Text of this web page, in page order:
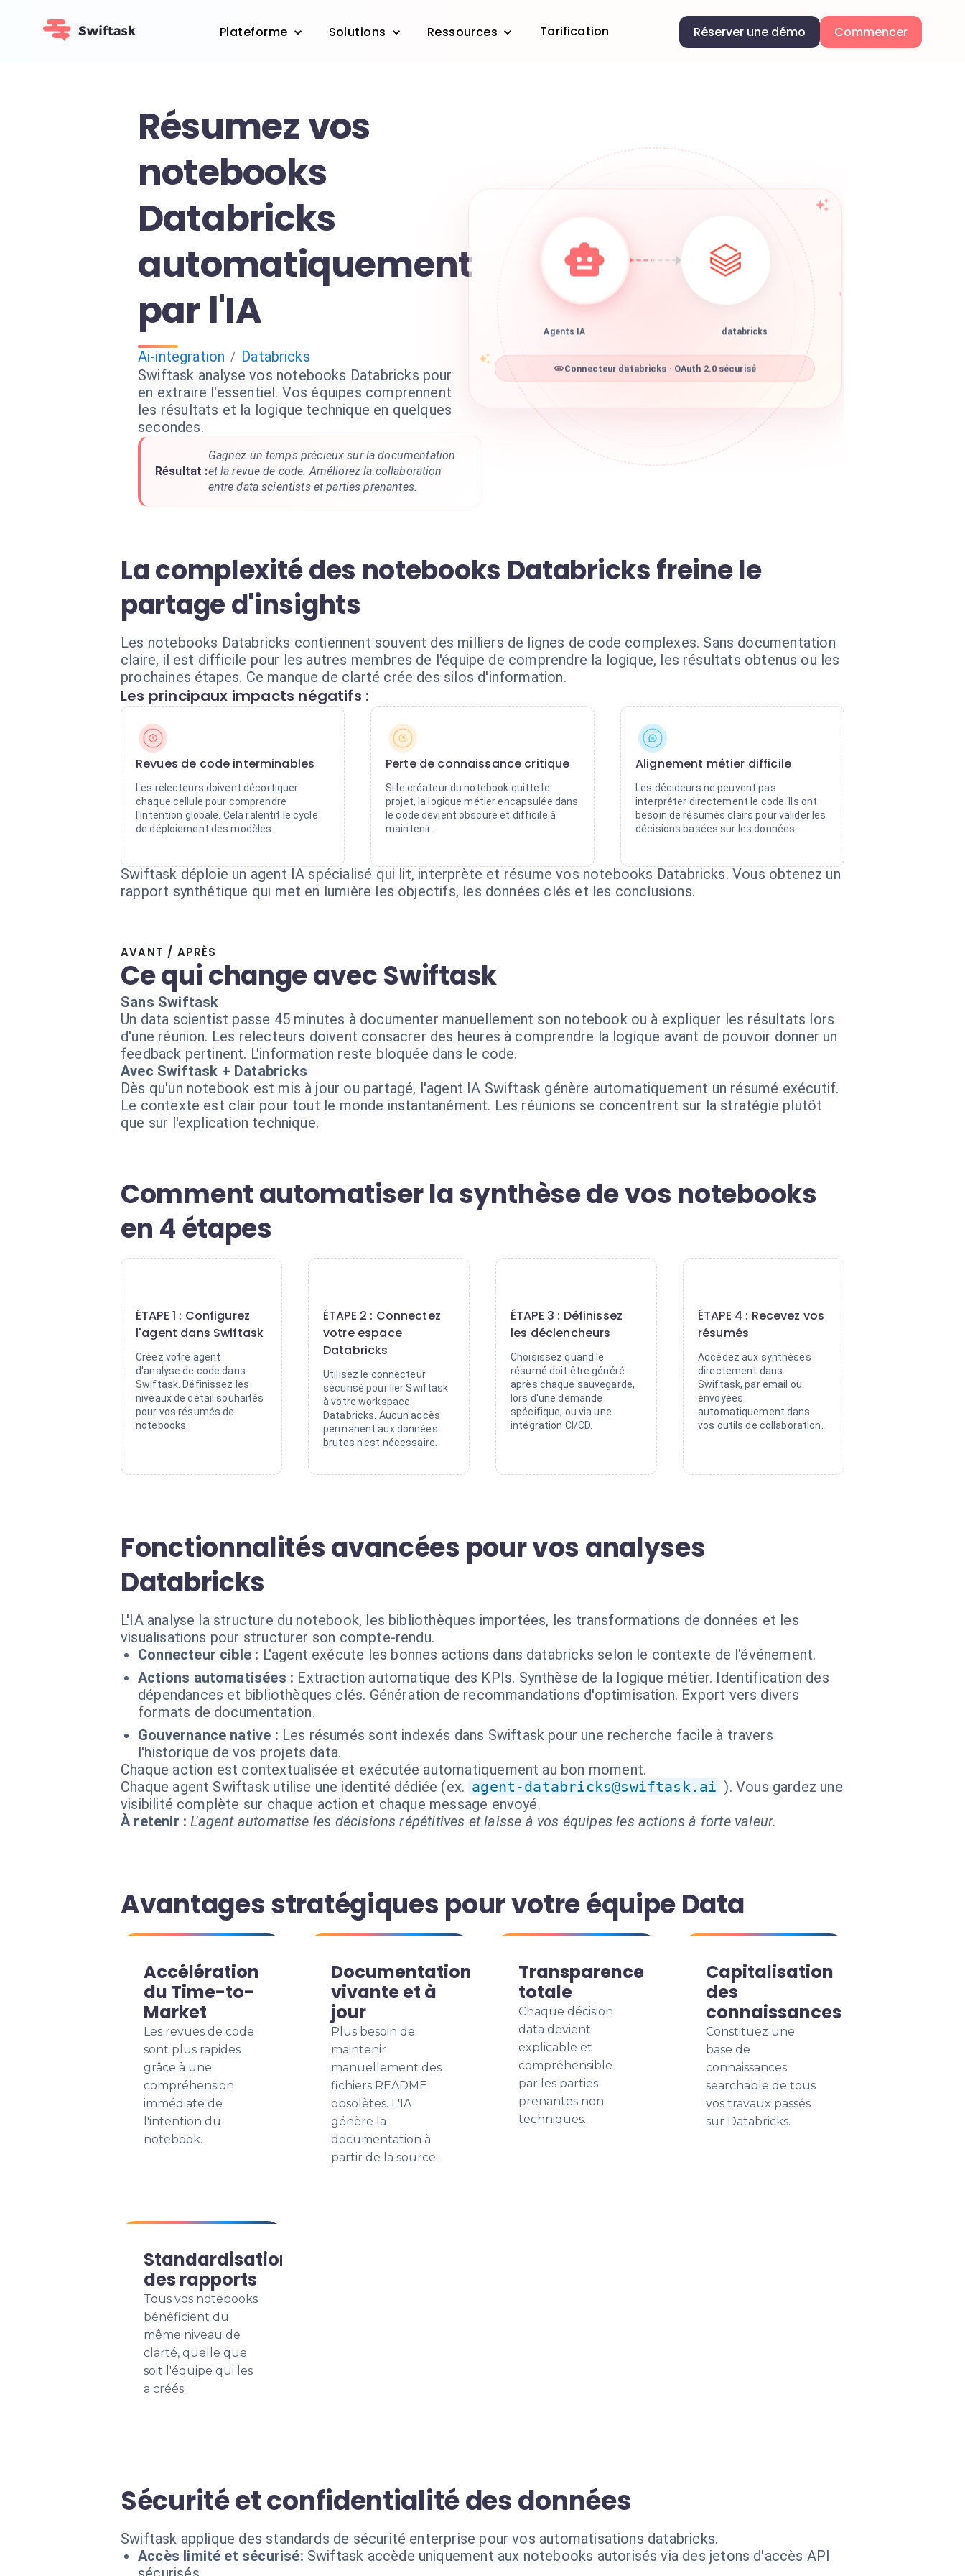
Plateforme Solutions Ressources Tarification Réserver une démo Commencer
Résumez vos
notebooks
Databricks
automatiquement
par l'IA
Ai-integration / Databricks
Swiftask analyse vos notebooks Databricks pour
en extraire l'essentiel. Vos équipes comprennent
les résultats et la logique technique en quelques
secondes.
Résultat :
Gagnez un temps précieux sur la documentation
et la revue de code. Améliorez la collaboration
entre data scientists et parties prenantes.
Agents IA databricks
Connecteur databricks · OAuth 2.0 sécurisé
La complexité des notebooks Databricks freine le
partage d'insights
Les notebooks Databricks contiennent souvent des milliers de lignes de code complexes. Sans documentation
claire, il est difficile pour les autres membres de l'équipe de comprendre la logique, les résultats obtenus ou les
prochaines étapes. Ce manque de clarté crée des silos d'information.
Les principaux impacts négatifs :
Revues de code interminables
Les relecteurs doivent décortiquer
chaque cellule pour comprendre
l'intention globale. Cela ralentit le cycle
de déploiement des modèles.
Perte de connaissance critique
Si le créateur du notebook quitte le
projet, la logique métier encapsulée dans
le code devient obscure et difficile à
maintenir.
Alignement métier difficile
Les décideurs ne peuvent pas
interpréter directement le code. Ils ont
besoin de résumés clairs pour valider les
décisions basées sur les données.
Swiftask déploie un agent IA spécialisé qui lit, interprète et résume vos notebooks Databricks. Vous obtenez un
rapport synthétique qui met en lumière les objectifs, les données clés et les conclusions.
AVANT / APRÈS
Ce qui change avec Swiftask
Sans Swiftask
Un data scientist passe 45 minutes à documenter manuellement son notebook ou à expliquer les résultats lors
d'une réunion. Les relecteurs doivent consacrer des heures à comprendre la logique avant de pouvoir donner un
feedback pertinent. L'information reste bloquée dans le code.
Avec Swiftask + Databricks
Dès qu'un notebook est mis à jour ou partagé, l'agent IA Swiftask génère automatiquement un résumé exécutif.
Le contexte est clair pour tout le monde instantanément. Les réunions se concentrent sur la stratégie plutôt
que sur l'explication technique.
Comment automatiser la synthèse de vos notebooks
en 4 étapes
ÉTAPE 1 : Configurez
l'agent dans Swiftask
Créez votre agent
d'analyse de code dans
Swiftask. Définissez les
niveaux de détail souhaités
pour vos résumés de
notebooks.
ÉTAPE 2 : Connectez
votre espace
Databricks
Utilisez le connecteur
sécurisé pour lier Swiftask
à votre workspace
Databricks. Aucun accès
permanent aux données
brutes n'est nécessaire.
ÉTAPE 3 : Définissez
les déclencheurs
Choisissez quand le
résumé doit être généré :
après chaque sauvegarde,
lors d'une demande
spécifique, ou via une
intégration CI/CD.
ÉTAPE 4 : Recevez vos
résumés
Accédez aux synthèses
directement dans
Swiftask, par email ou
envoyées
automatiquement dans
vos outils de collaboration.
Fonctionnalités avancées pour vos analyses
Databricks
L'IA analyse la structure du notebook, les bibliothèques importées, les transformations de données et les
visualisations pour structurer son compte-rendu.
Connecteur cible : L'agent exécute les bonnes actions dans databricks selon le contexte de l'événement.
Actions automatisées : Extraction automatique des KPIs. Synthèse de la logique métier. Identification des
dépendances et bibliothèques clés. Génération de recommandations d'optimisation. Export vers divers
formats de documentation.
Gouvernance native : Les résumés sont indexés dans Swiftask pour une recherche facile à travers
l'historique de vos projets data.
Chaque action est contextualisée et exécutée automatiquement au bon moment.
Chaque agent Swiftask utilise une identité dédiée (ex. agent-databricks@swiftask.ai ). Vous gardez une
visibilité complète sur chaque action et chaque message envoyé.
À retenir : L'agent automatise les décisions répétitives et laisse à vos équipes les actions à forte valeur.
Avantages stratégiques pour votre équipe Data
Accélération
du Time-to-
Market
Les revues de code
sont plus rapides
grâce à une
compréhension
immédiate de
l'intention du
notebook.
Documentation
vivante et à
jour
Plus besoin de
maintenir
manuellement des
fichiers README
obsolètes. L'IA
génère la
documentation à
partir de la source.
Transparence
totale
Chaque décision
data devient
explicable et
compréhensible
par les parties
prenantes non
techniques.
Capitalisation
des
connaissances
Constituez une
base de
connaissances
searchable de tous
vos travaux passés
sur Databricks.
Standardisation
des rapports
Tous vos notebooks
bénéficient du
même niveau de
clarté, quelle que
soit l'équipe qui les
a créés.
Sécurité et confidentialité des données
Swiftask applique des standards de sécurité enterprise pour vos automatisations databricks.
Accès limité et sécurisé: Swiftask accède uniquement aux notebooks autorisés via des jetons d'accès API